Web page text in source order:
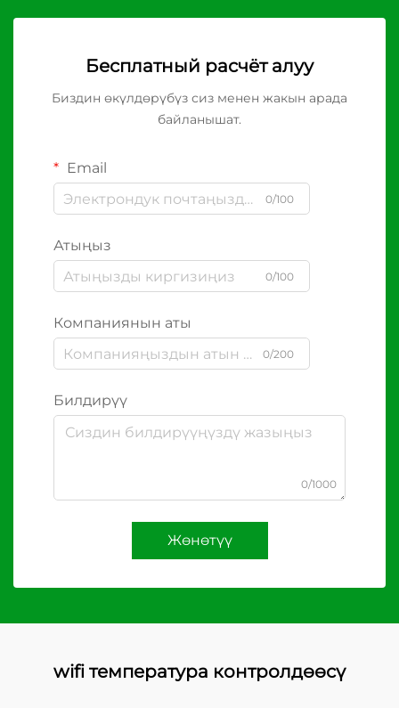
Бесплатный расчёт алуу
Биздин өкүлдөрүбүз сиз менен жакын арада
байланышат.
Email
0/100
Атыңыз
0/100
Компаниянын аты
0/200
Билдирүү
0/1000
Жөнөтүү
wifi температура контролдөөсү